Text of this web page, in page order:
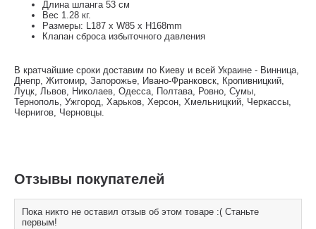
Длина шланга 53 см
Вес 1.28 кг.
Размеры: L187 x W85 x H168mm
Клапан сброса избыточного давления
В кратчайшие сроки доставим по Киеву и всей Украине - Винница,
Днепр, Житомир, Запорожье, Ивано-Франковск, Кропивницкий,
Луцк, Львов, Николаев, Одесса, Полтава, Ровно, Сумы,
Тернополь, Ужгород, Харьков, Херсон, Хмельницкий, Черкассы,
Чернигов, Черновцы.
Отзывы покупателей
Пока никто не оставил отзыв об этом товаре :( Станьте
первым!